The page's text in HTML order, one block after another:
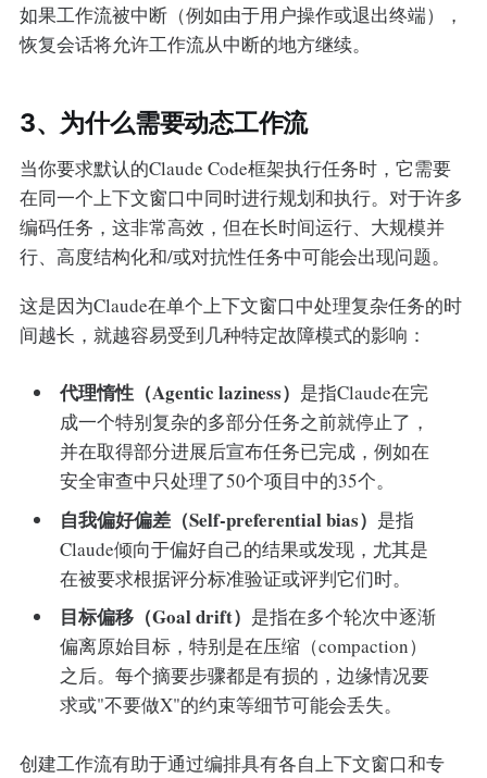
如果工作流被中断（例如由于用户操作或退出终端），
恢复会话将允许工作流从中断的地方继续。
3、为什么需要动态工作流
当你要求默认的Claude Code框架执行任务时，它需要
在同一个上下文窗口中同时进行规划和执行。对于许多
编码任务，这非常高效，但在长时间运行、大规模并
行、高度结构化和/或对抗性任务中可能会出现问题。
这是因为Claude在单个上下文窗口中处理复杂任务的时
间越长，就越容易受到几种特定故障模式的影响：
代理惰性（Agentic laziness） 是指Claude在完
成一个特别复杂的多部分任务之前就停止了，
并在取得部分进展后宣布任务已完成，例如在
安全审查中只处理了50个项目中的35个。
自我偏好偏差（Self-preferential bias） 是指
Claude倾向于偏好自己的结果或发现，尤其是
在被要求根据评分标准验证或评判它们时。
目标偏移（Goal drift） 是指在多个轮次中逐渐
偏离原始目标，特别是在压缩（compaction）
之后。每个摘要步骤都是有损的，边缘情况要
求或"不要做X"的约束等细节可能会丢失。
创建工作流有助于通过编排具有各自上下文窗口和专